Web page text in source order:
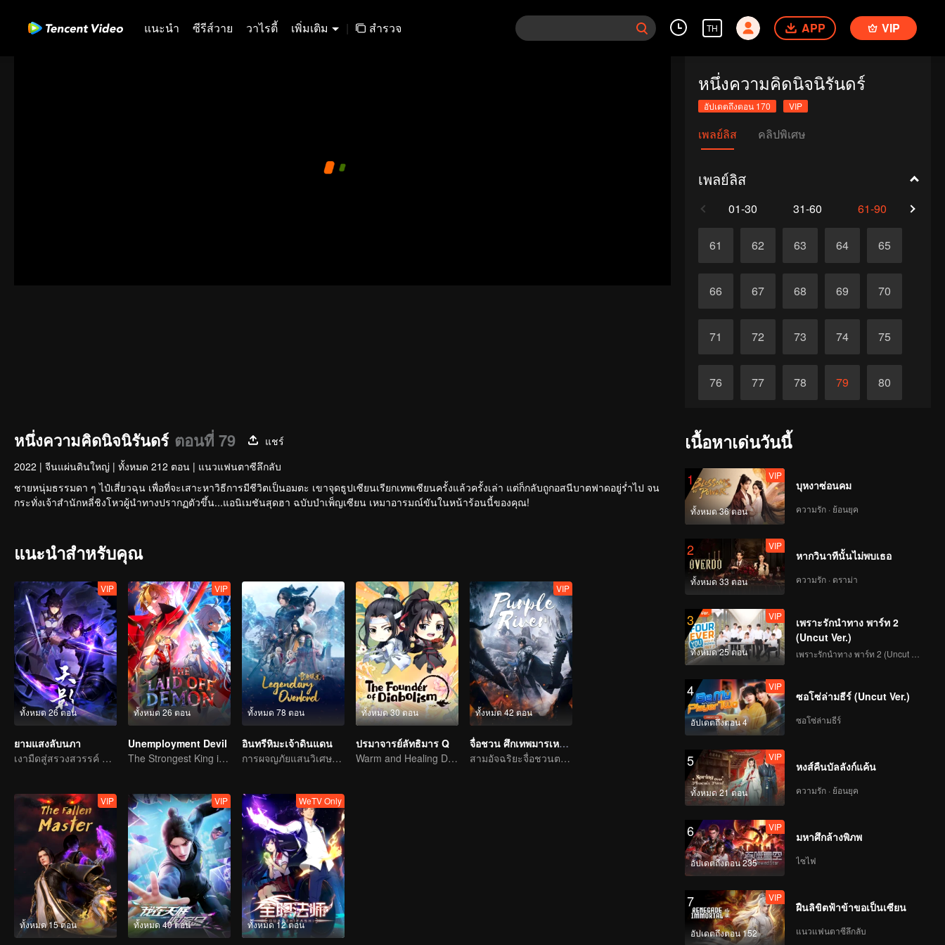
แนะนำ ซีรีส์วาย วาไรตี้ เพิ่มเติม | สำรวจ TH APP VIP
หนึ่งความคิดนิจนิรันดร์
อัปเดตถึงตอน 170 VIP
เพลย์ลิส คลิปพิเศษ
เพลย์ลิส
01-30 31-60 61-90
61 62 63 64 65
66 67 68 69 70
71 72 73 74 75
76 77 78 79 80
86 87
หนึ่งความคิดนิจนิรันดร์ ตอนที่ 79
แชร์
2022 | จีนแผ่นดินใหญ่ | ทั้งหมด 212 ตอน | แนวแฟนตาซีลึกลับ
ชายหนุ่มธรรมดา ๆ ไป๋เสี่ยวฉุน เพื่อที่จะเสาะหาวิธีการมีชีวิตเป็นอมตะ เขาจุดธูปเซียนเรียกเทพเซียนครั้งแล้วครั้งเล่า แต่ก็กลับถูกอสนีบาตฟาดอยู่ร่ำไป จน
กระทั่งเจ้าสำนักหลี่ชิงโหวผู้นำทางปรากฏตัวขึ้น...แอนิเมชันสุดฮา ฉบับบำเพ็ญเซียน เหมาอารมณ์ขันในหน้าร้อนนี้ของคุณ!
แนะนำสำหรับคุณ
ทั้งหมด 26 ตอน
VIP
ยามแสงลับนภา
เงามืดสู่สรวงสวรรค์ แผดเผาวิญญาณพิทักษ์ความดี
ทั้งหมด 26 ตอน
VIP
Unemployment Devil
The Strongest King in the Demon World Suddenly Gets Laid Off?
ทั้งหมด 78 ตอน
อินทรีหิมะเจ้าดินแดน
การผจญภัยแสนวิเศษและอุปสรรคของเด็กหนุ่มเริ่มต้นขึ้นอีกครั้ง
ทั้งหมด 30 ตอน
ปรมาจารย์ลัทธิมาร Q
Warm and Healing Daily Life
ทั้งหมด 42 ตอน
VIP
จื่อชวน ศึกเทพมารเหนือพิภพ
สามอัจฉริยะจื่อชวนตะลุยทวีปซีชวน
ทั้งหมด 15 ตอน
VIP
ทั้งหมด 40 ตอน
VIP
ทั้งหมด 12 ตอน
WeTV Only
เนื้อหาเด่นวันนี้
1
ทั้งหมด 36 ตอน
VIP
บุหงาซ่อนคม
ความรัก · ย้อนยุค
2
ทั้งหมด 33 ตอน
VIP
หากวินาทีนั้นไม่พบเธอ
ความรัก · ดราม่า
3
ทั้งหมด 25 ตอน
VIP
เพราะรักนำทาง พาร์ท 2
(Uncut Ver.)
4
อัปเดตถึงตอน 4
VIP
ซอโซ่ล่ามธีร์ (Uncut Ver.)
ซอโซ่ล่ามธีร์
5
ทั้งหมด 21 ตอน
VIP
หงส์คืนบัลลังก์แค้น
ความรัก · ย้อนยุค
6
อัปเดตถึงตอน 235
VIP
มหาศึกล้างพิภพ
ไซไฟ
7
อัปเดตถึงตอน 152
VIP
ฝืนลิขิตฟ้าข้าขอเป็นเซียน
แนวแฟนตาซีลึกลับ